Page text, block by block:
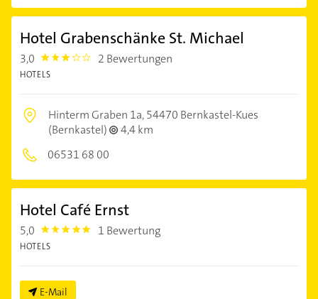
Hotel Grabenschänke St. Michael
3,0 3.0 2 Bewertungen
HOTELS
Hinterm Graben 1a,54470 Bernkastel-Kues
(Bernkastel)
4,4 km
06531 68 00
Hotel Café Ernst
5,0 5.0 1 Bewertung
HOTELS
E-Mail